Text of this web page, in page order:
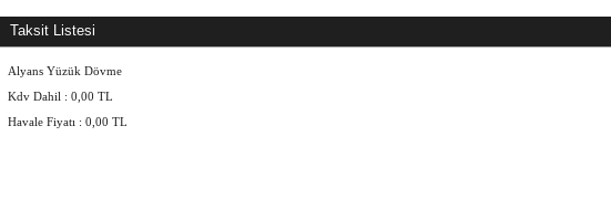
Taksit Listesi
Alyans Yüzük Dövme
Kdv Dahil : 0,00 TL
Havale Fiyatı : 0,00 TL